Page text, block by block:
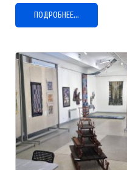
ПОДРОБНЕЕ...